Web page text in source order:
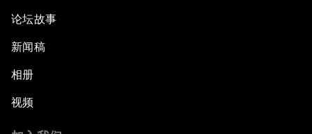
论坛故事
新闻稿
相册
视频